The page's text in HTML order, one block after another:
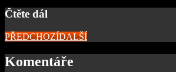
Čtěte dál
PŘEDCHOZÍDALŠÍ
Komentáře